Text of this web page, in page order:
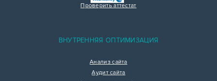
Проверить аттестат
ВНУТРЕННЯЯ ОПТИМИЗАЦИЯ
Анализ сайта
Аудит сайта